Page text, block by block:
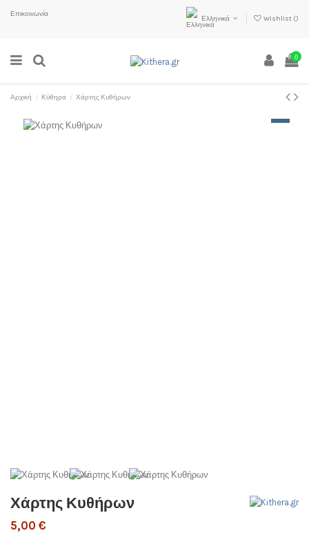
Επικοινωνία
Ελληνικά Wishlist ()
0
Αρχική Κύθηρα Χάρτης Κυθήρων
Χάρτης Κυθήρων
5,00 €